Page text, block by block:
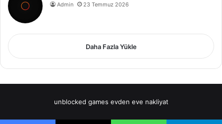
Admin 23 Temmuz 2026
Daha Fazla Yükle
unblocked games evden eve nakliyat